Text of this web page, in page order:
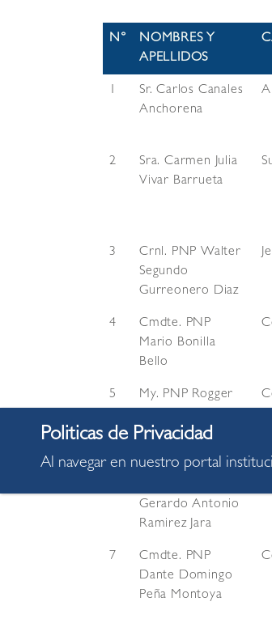
N°
NOMBRES Y
APELLIDOS
1
Sr. Carlos Canales
Anchorena
2
Sra. Carmen Julia
Vivar Barrueta
3
Crnl. PNP Walter
Segundo
Gurreonero Diaz
4
Cmdte. PNP
Mario Bonilla
Bello
5
My. PNP Rogger
Rojas
Gerardo Antonio
Ramirez Jara
7
Cmdte. PNP
Dante Domingo
Peña Montoya
Al navegar en nuestro portal